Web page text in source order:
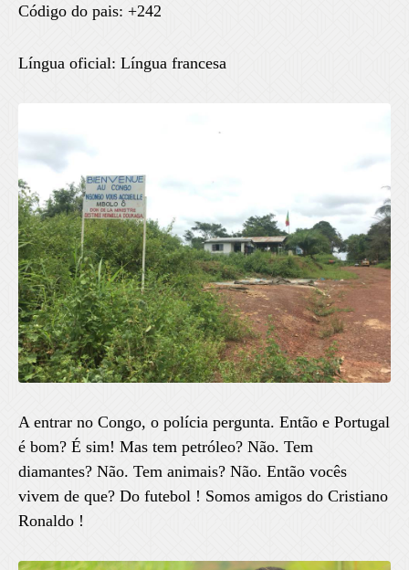
Código do pais: +242
Língua oficial: Língua francesa
A entrar no Congo, o polícia pergunta. Então e Portugal
é bom? É sim! Mas tem petróleo? Não. Tem
diamantes? Não. Tem animais? Não. Então vocês
vivem de que? Do futebol ! Somos amigos do Cristiano
Ronaldo !